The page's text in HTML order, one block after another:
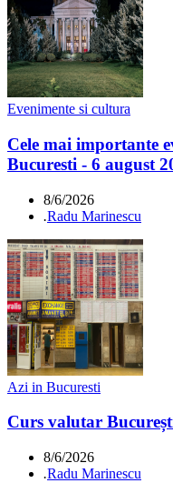
Evenimente si cultura
Cele mai importante
Bucuresti - 6 august
8/6/2026
.Radu Marinescu
Azi in Bucuresti
Curs valutar
8/6/2026
.Radu Marinescu